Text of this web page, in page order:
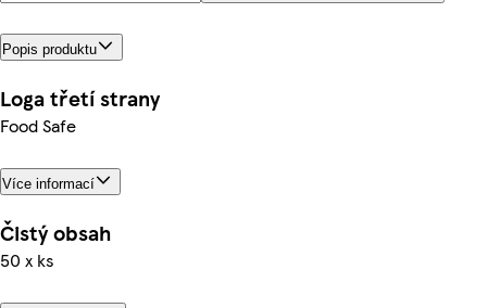
Popis produktu
Loga třetí strany
Food Safe
Více informací
Čistý obsah
50 x ks